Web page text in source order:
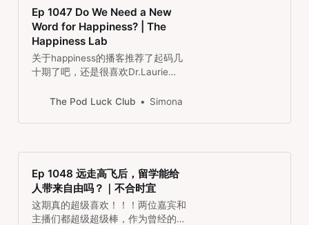
的！
Ep 1047 Do We Need a New
Word for Happiness? | The
Happiness Lab
关于happiness的播客推荐了起码几
十期了吧，还是很喜欢Dr.Laurie
多是以前的节目里讲过的，但是常听
人updates。每次听她的节目都会有
吗？我要追求的是快乐吗？
The Pod Luck Club Simona
Ep 1048 远走高飞后，留学能给
人带来自由吗？｜不合时宜
这期真的超级喜欢！！！两位嘉宾和
主播们都超级超级棒，作为曾经的女